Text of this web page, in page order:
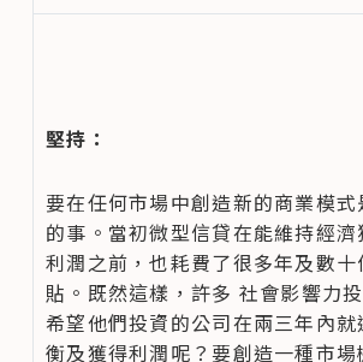
堅持：
要在任何市場中創造新的商業模式
的事。當初微型信貸在能維持經
利潤之前，也耗費了很多年及數十
貼。既然這樣，許多 社會影響力
希望他們投資的公司在兩三年內就
衡及獲得利潤呢？要創造一種市場